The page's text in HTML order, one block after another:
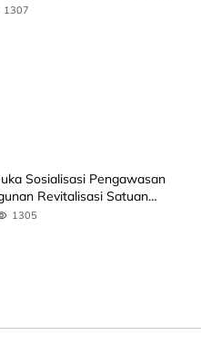
1307
Sosialisasi Pengawasan
Revitalisasi Satuan
1305